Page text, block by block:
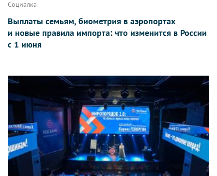
Социалка
Выплаты семьям, биометрия в аэропортах
и новые правила импорта: что изменится в России
с 1 июня